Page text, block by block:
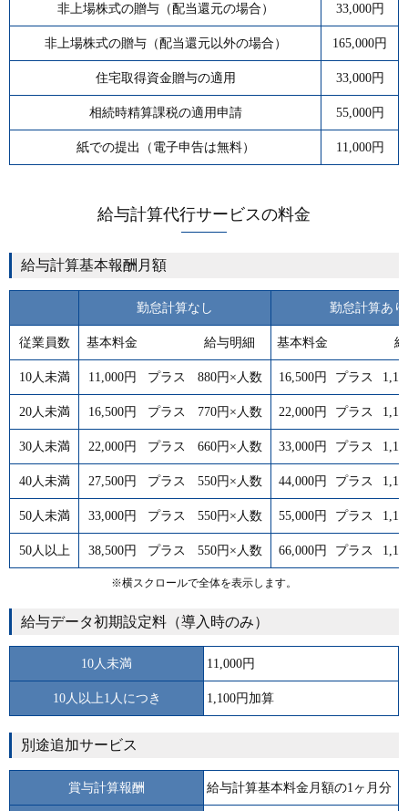
非上場株式の贈与（配当還元の場合） 33,000円
非上場株式の贈与（配当還元以外の場合） 165,000円
住宅取得資金贈与の適用 33,000円
相続時精算課税の適用申請 55,000円
紙での提出（電子申告は無料） 11,000円
給与計算代行サービスの料金
給与計算基本報酬月額
勤怠計算なし 勤怠計算あり
従業員数 基本料金 給与明細 基本料金
10人未満 11,000円 プラス 880円×人数 16,500円 プラス
20人未満 16,500円 プラス 770円×人数 22,000円 プラス
30人未満 22,000円 プラス 660円×人数 33,000円 プラス
40人未満 27,500円 プラス 550円×人数 44,000円 プラス
50人未満 33,000円 プラス 550円×人数 55,000円 プラス
50人以上 38,500円 プラス 550円×人数 66,000円 プラス
※横スクロールで全体を表示します。
給与データ初期設定料（導入時のみ）
10人未満 11,000円
10人以上1人につき 1,100円加算
別途追加サービス
賞与計算報酬 給与計算基本料金月額の1ヶ月分